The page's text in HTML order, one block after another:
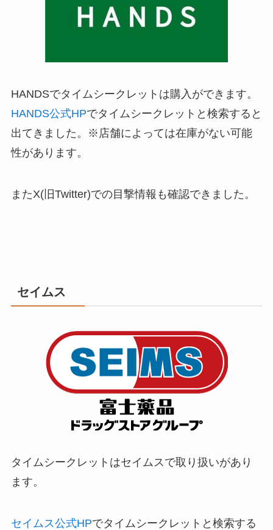
HANDSでタイムシークレットは購入ができます。
HANDS公式HPでタイムシークレットと検索すると
出てきました。
※店舗によっては在庫がない可能
性があります。
またX(旧Twitter)での目撃情報も確認できました。
セイムス
タイムシークレットはセイムスで取り扱いがあり
ます。
セイムス公式HPでタイムシークレットと検索する